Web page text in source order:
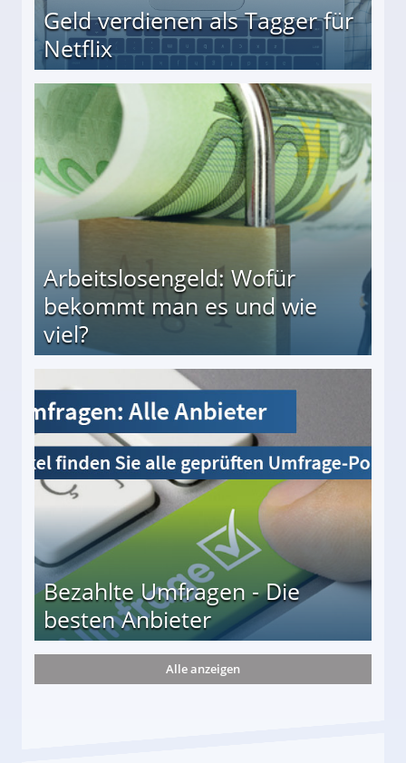
Geld verdienen als Tagger für
Netflix
Arbeitslosengeld: Wofür
bekommt man es und wie
viel?
und wie viel?
Bezahlte Umfragen - Die
besten Anbieter
Alle anzeigen